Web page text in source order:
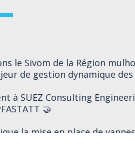
le Sivom de la Région
de gestion dynamique des
à SUEZ Consulting
🤝
la mise en place de